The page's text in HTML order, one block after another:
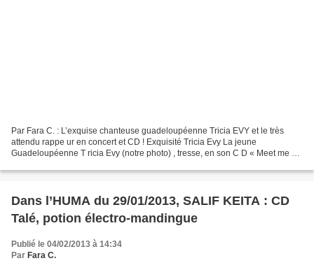
Par Fara C. : L’exquise chanteuse guadeloupéenne Tricia EVY et le très
attendu rappe ur en concert et CD ! Exquisité Tricia Evy La jeune
Guadeloupéenne T ricia Evy (notre photo) , tresse, en son C D « Meet me »,
Dans l’HUMA du 29/01/2013, SALIF KEITA : CD
Talé, potion électro-mandingue
Publié le 04/02/2013 à 14:34
Par Fara C.